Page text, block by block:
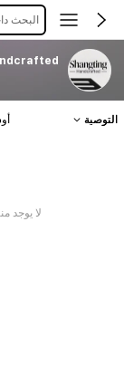
البحث
التوصية
لا يوجد